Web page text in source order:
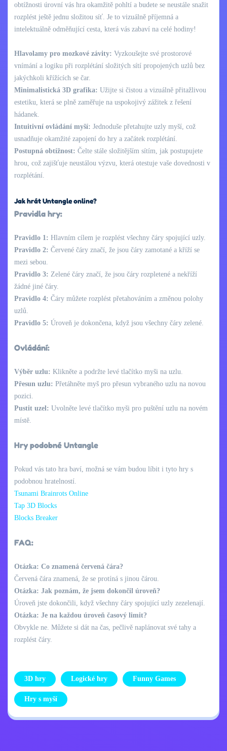
obtížnosti úrovní vás hra okamžitě pohltí a budete se neustále snažit
rozplést ještě jednu složitou síť. Je to vizuálně příjemná a
intelektuálně odměňující cesta, která vás zabaví na celé hodiny!
Hlavolamy pro mozkové závity: Vyzkoušejte své prostorové
vnímání a logiku při rozplétání složitých sítí propojených uzlů bez
jakýchkoli křížících se čar.
Minimalistická 3D grafika: Užijte si čistou a vizuálně přitažlivou
estetiku, která se plně zaměřuje na uspokojivý zážitek z řešení
hádanek.
Intuitivní ovládání myší: Jednoduše přetahujte uzly myší, což
usnadňuje okamžité zapojení do hry a začátek rozplétání.
Postupná obtížnost: Čelte stále složitějším sítím, jak postupujete
hrou, což zajišťuje neustálou výzvu, která otestuje vaše dovednosti v
rozplétání.
Jak hrát Untangle online?
Pravidla hry:
Pravidlo 1: Hlavním cílem je rozplést všechny čáry spojující uzly.
Pravidlo 2: Červené čáry značí, že jsou čáry zamotané a kříží se
mezi sebou.
Pravidlo 3: Zelené čáry značí, že jsou čáry rozpletené a nekříží
žádné jiné čáry.
Pravidlo 4: Čáry můžete rozplést přetahováním a změnou polohy
uzlů.
Pravidlo 5: Úroveň je dokončena, když jsou všechny čáry zelené.
Ovládání:
Výběr uzlu: Klikněte a podržte levé tlačítko myši na uzlu.
Přesun uzlu: Přetáhněte myš pro přesun vybraného uzlu na novou
pozici.
Pustit uzel: Uvolněte levé tlačítko myši pro puštění uzlu na novém
místě.
Hry podobné Untangle
Pokud vás tato hra baví, možná se vám budou líbit i tyto hry s
podobnou hratelností.
Tsunami Brainrots Online
Tap 3D Blocks
Blocks Breaker
FAQ:
Otázka: Co znamená červená čára?
Červená čára znamená, že se protíná s jinou čárou.
Otázka: Jak poznám, že jsem dokončil úroveň?
Úroveň jste dokončili, když všechny čáry spojující uzly zezelenají.
Otázka: Je na každou úroveň časový limit?
Obvykle ne. Můžete si dát na čas, pečlivě naplánovat své tahy a
rozplést čáry.
3D hry Logické hry Funny Games
Hry s myší